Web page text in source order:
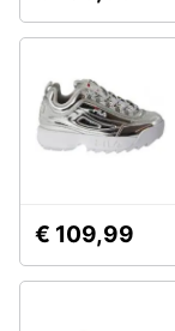
Assistenza
clienti
Esci
Tuta
Vedi
tutti
Orologi
Apple
Watch
€ 109,99